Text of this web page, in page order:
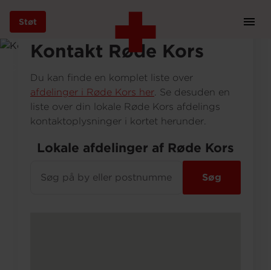
Gå
hovedindhold
Støt
Bliv frivillig
Kontakt Røde Kors
Du kan finde en komplet liste over
afdelinger i Røde Kors her. Se desuden en
liste over din lokale Røde Kors afdelings
kontaktoplysninger i kortet herunder.
Lokale afdelinger af Røde Kors
Søg